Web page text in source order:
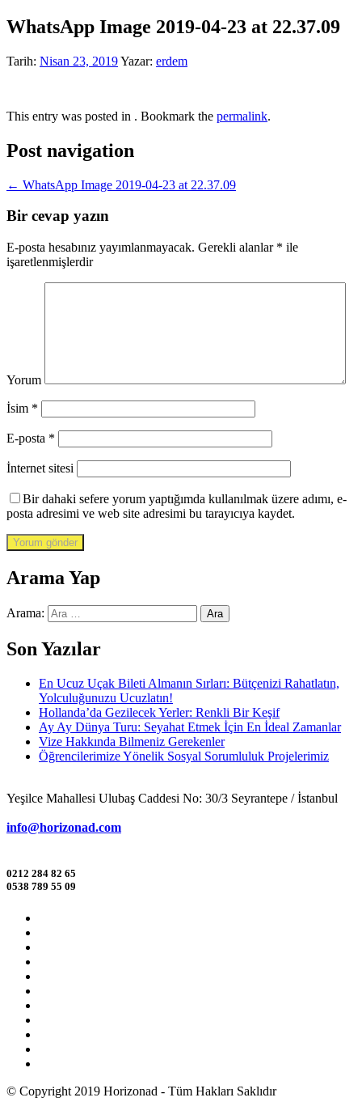
WhatsApp Image 2019-04-23 at 22.37.09
Tarih: Nisan 23, 2019Yazar: erdem
This entry was posted in . Bookmark the permalink.
Post navigation
← WhatsApp Image 2019-04-23 at 22.37.09
Bir cevap yazın
E-posta hesabınız yayımlanmayacak. Gerekli alanlar * ile
işaretlenmişlerdir
Yorum
İsim *
E-posta *
İnternet sitesi
Bir dahaki sefere yorum yaptığımda kullanılmak üzere adımı, e-
posta adresimi ve web site adresimi bu tarayıcıya kaydet.
Arama Yap
Arama:
Son Yazılar
En Ucuz Uçak Bileti Almanın Sırları: Bütçenizi Rahatlatın,
Yolculuğunuzu Ucuzlatın!
Hollanda’da Gezilecek Yerler: Renkli Bir Keşif
Ay Ay Dünya Turu: Seyahat Etmek İçin En İdeal Zamanlar
Vize Hakkında Bilmeniz Gerekenler
Öğrencilerimize Yönelik Sosyal Sorumluluk Projelerimiz
Yeşilce Mahallesi Ulubaş Caddesi No: 30/3 Seyrantepe / İstanbul
info@horizonad.com
0212 284 82 65
0538 789 55 09
© Copyright 2019 Horizonad - Tüm Hakları Saklıdır